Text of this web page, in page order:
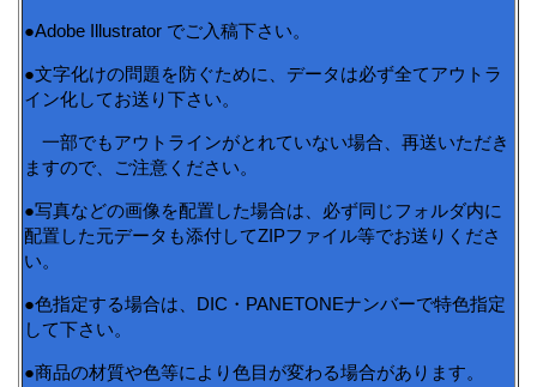
●Adobe Illustrator でご入稿下さい。
●文字化けの問題を防ぐために、データは必ず全てアウトラ
イン化してお送り下さい。
一部でもアウトラインがとれていない場合、再送いただき
ますので、ご注意ください。
●写真などの画像を配置した場合は、必ず同じフォルダ内に
配置した元データも添付してZIPファイル等でお送りくださ
い。
●色指定する場合は、DIC・PANETONEナンバーで特色指定
して下さい。
●商品の材質や色等により色目が変わる場合があります。